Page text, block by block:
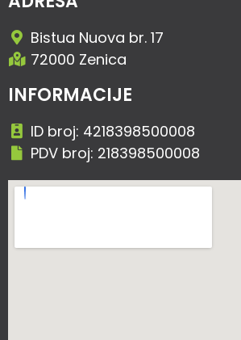
Bistua Nuova br. 17
72000 Zenica
INFORMACIJE
ID broj: 4218398500008
PDV broj: 218398500008